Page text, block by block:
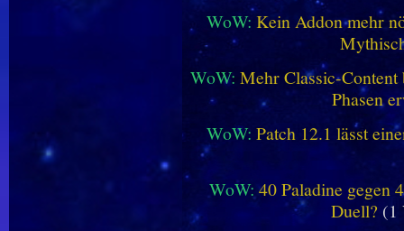
WoW: Kein Addon mehr
WoW: Mehr Classic-
Phasen
WoW: Patch 12.1 lässt
WoW: 40 Paladine gegen
Duell? (1